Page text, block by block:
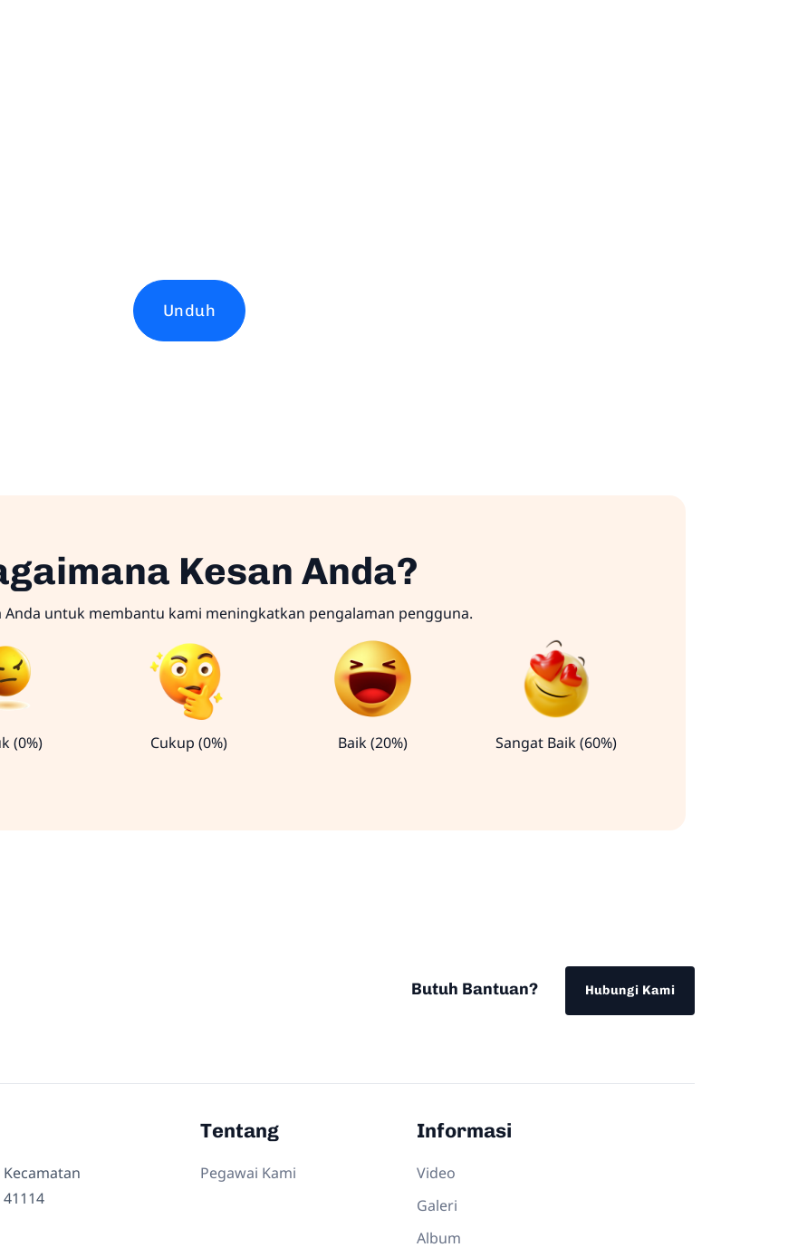
Unduh
Kesan Anda?
Anda untuk membantu kami meningkatkan pengalaman pengguna.
(0%) Cukup (0%) Baik (20%) Sangat Baik (60%)
Butuh Bantuan? Hubungi Kami
Tentang
Pegawai Kami
Informasi
Video
Galeri
Album